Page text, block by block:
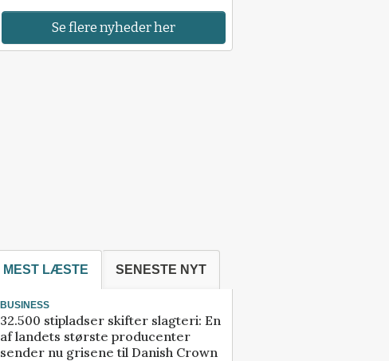
Se flere nyheder her
MEST LÆSTE SENESTE NYT
BUSINESS
32.500 stipladser skifter slagteri: En
af landets største producenter
sender nu grisene til Danish Crown